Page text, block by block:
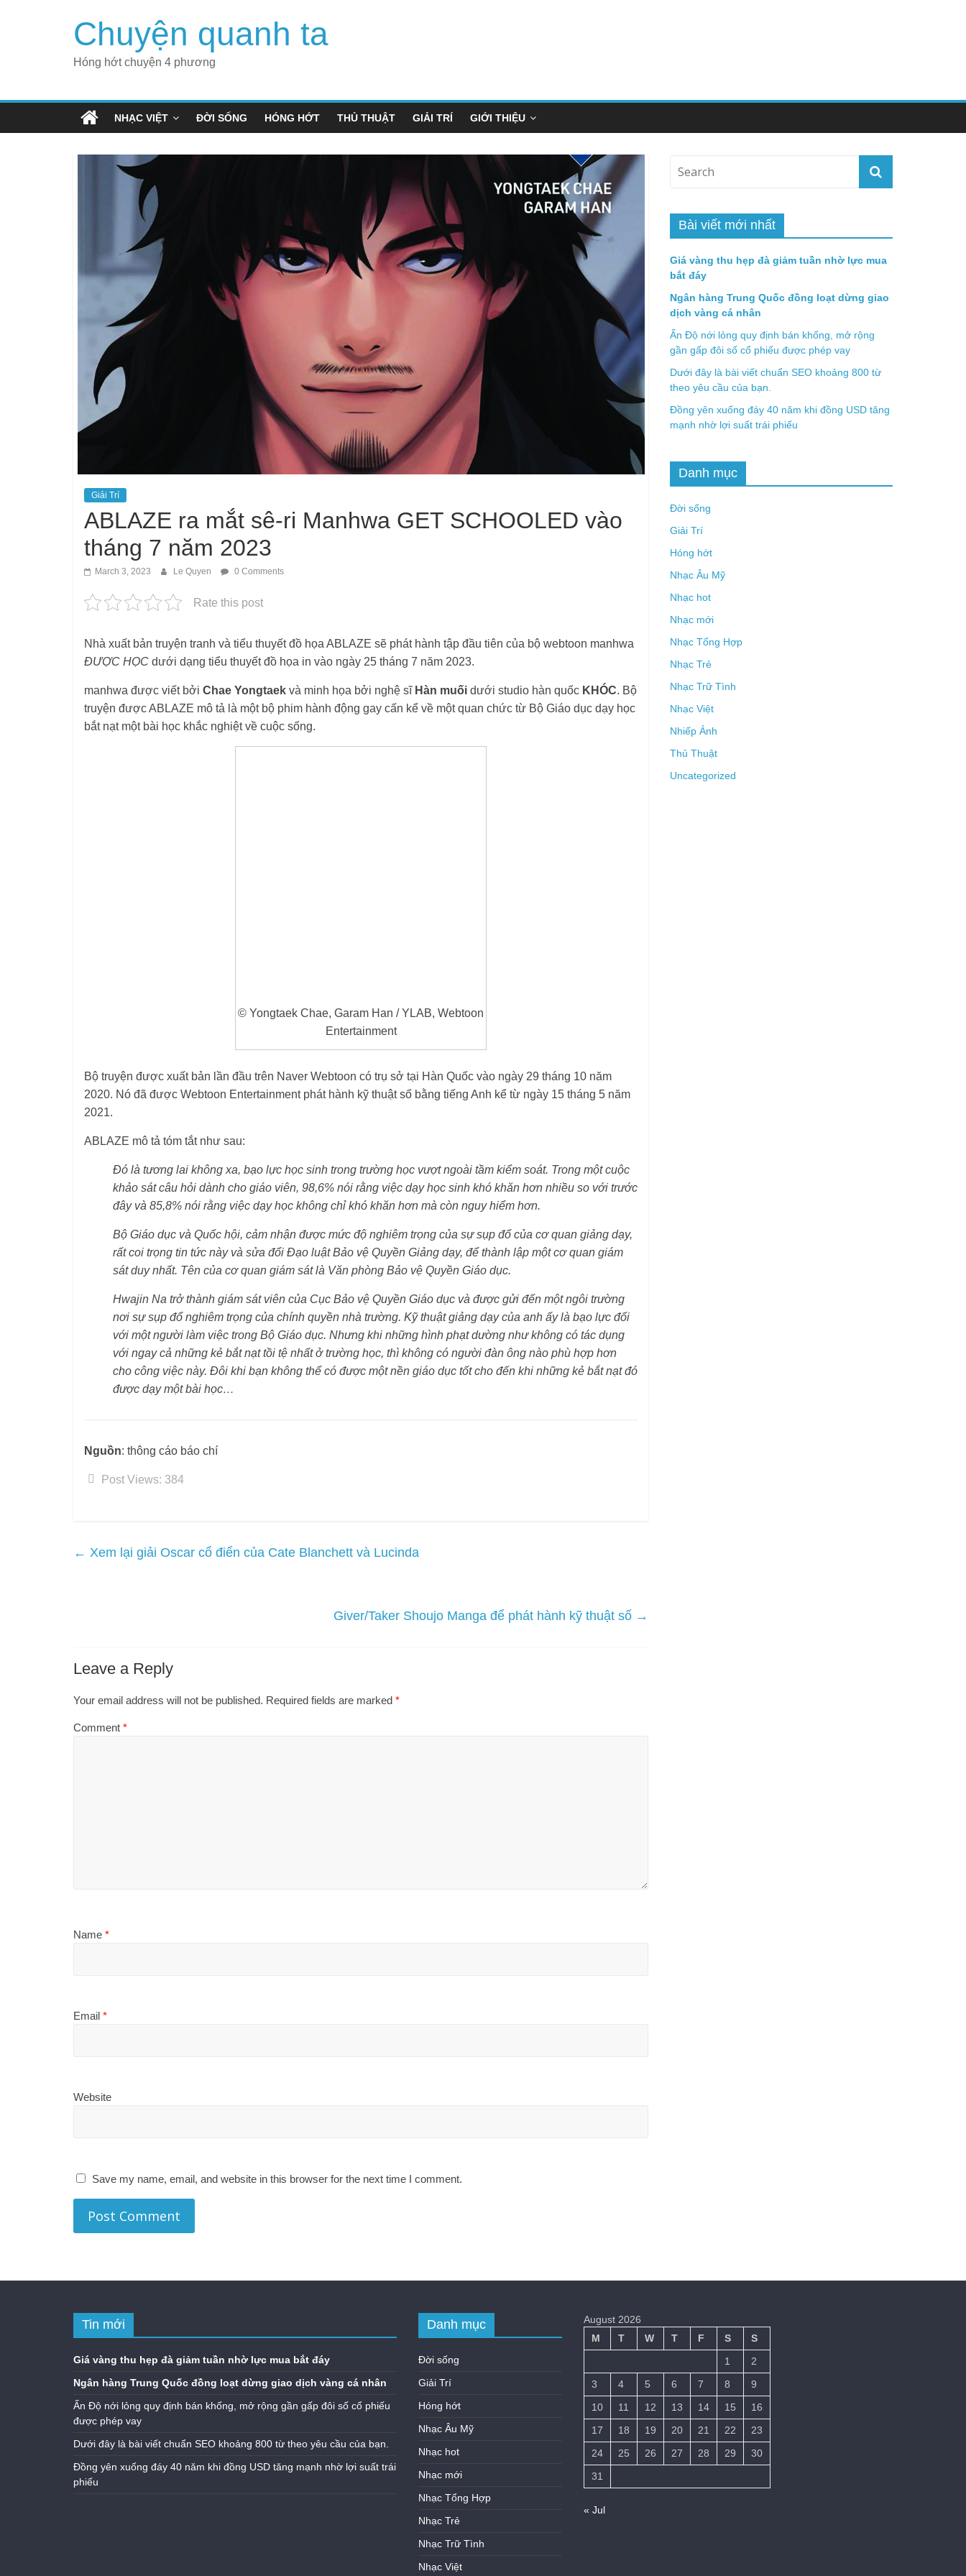
Chuyện quanh ta
Hóng hớt chuyện 4 phương
NHẠC VIỆT ĐỜI SỐNG HÓNG HỚT THỦ THUẬT GIẢI TRÍ GIỚI THIỆU
Giải Trí
ABLAZE ra mắt sê-ri Manhwa GET SCHOOLED vào
tháng 7 năm 2023
March 3, 2023 Le Quyen 0 Comments
Rate this post
Nhà xuất bản truyện tranh và tiểu thuyết đồ họa ABLAZE sẽ phát hành tập đầu tiên của bộ webtoon manhwa
ĐƯỢC HỌC dưới dạng tiểu thuyết đồ họa in vào ngày 25 tháng 7 năm 2023.
manhwa được viết bởi Chae Yongtaek và minh họa bởi nghệ sĩ Hàn muối dưới studio hàn quốc KHÓC. Bộ
truyện được ABLAZE mô tả là một bộ phim hành động gay cấn kể về một quan chức từ Bộ Giáo dục dạy học
bắt nạt một bài học khắc nghiệt về cuộc sống.
© Yongtaek Chae, Garam Han / YLAB, Webtoon
Entertainment
Bộ truyện được xuất bản lần đầu trên Naver Webtoon có trụ sở tại Hàn Quốc vào ngày 29 tháng 10 năm
2020. Nó đã được Webtoon Entertainment phát hành kỹ thuật số bằng tiếng Anh kể từ ngày 15 tháng 5 năm
2021.
ABLAZE mô tả tóm tắt như sau:
Đó là tương lai không xa, bạo lực học sinh trong trường học vượt ngoài tầm kiểm soát. Trong một cuộc
khảo sát câu hỏi dành cho giáo viên, 98,6% nói rằng việc dạy học sinh khó khăn hơn nhiều so với trước
đây và 85,8% nói rằng việc dạy học không chỉ khó khăn hơn mà còn nguy hiểm hơn.
Bộ Giáo dục và Quốc hội, cảm nhận được mức độ nghiêm trọng của sự sụp đổ của cơ quan giảng dạy,
rất coi trọng tin tức này và sửa đổi Đạo luật Bảo vệ Quyền Giảng dạy, để thành lập một cơ quan giám
sát duy nhất. Tên của cơ quan giám sát là Văn phòng Bảo vệ Quyền Giáo dục.
Hwajin Na trở thành giám sát viên của Cục Bảo vệ Quyền Giáo dục và được gửi đến một ngôi trường
nơi sự sụp đổ nghiêm trọng của chính quyền nhà trường. Kỹ thuật giảng dạy của anh ấy là bạo lực đối
với một người làm việc trong Bộ Giáo dục. Nhưng khi những hình phạt dường như không có tác dụng
với ngay cả những kẻ bắt nạt tồi tệ nhất ở trường học, thì không có người đàn ông nào phù hợp hơn
cho công việc này. Đôi khi bạn không thể có được một nền giáo dục tốt cho đến khi những kẻ bắt nạt đó
được dạy một bài học…
Nguồn: thông cáo báo chí
Post Views: 384
← Xem lại giải Oscar cổ điển của Cate Blanchett và Lucinda
Giver/Taker Shoujo Manga để phát hành kỹ thuật số →
Leave a Reply
Your email address will not be published. Required fields are marked *
Comment *
Name *
Email *
Website
Save my name, email, and website in this browser for the next time I comment.
Bài viết mới nhất
Giá vàng thu hẹp đà giảm tuần nhờ lực mua
bắt đáy
Ngân hàng Trung Quốc đồng loạt dừng giao
dịch vàng cá nhân
Ấn Độ nới lỏng quy định bán khống, mở rộng
gần gấp đôi số cổ phiếu được phép vay
Dưới đây là bài viết chuẩn SEO khoảng 800 từ
theo yêu cầu của bạn.
Đồng yên xuống đáy 40 năm khi đồng USD tăng
mạnh nhờ lợi suất trái phiếu
Danh mục
Đời sống
Giải Trí
Hóng hớt
Nhạc Âu Mỹ
Nhạc hot
Nhạc mới
Nhạc Tổng Hợp
Nhạc Trẻ
Nhạc Trữ Tình
Nhạc Việt
Nhiếp Ảnh
Thủ Thuật
Uncategorized
Tin mới
Giá vàng thu hẹp đà giảm tuần nhờ lực mua bắt đáy
Ngân hàng Trung Quốc đồng loạt dừng giao dịch vàng cá nhân
Ấn Độ nới lỏng quy định bán khống, mở rộng gần gấp đôi số cổ phiếu
được phép vay
Dưới đây là bài viết chuẩn SEO khoảng 800 từ theo yêu cầu của bạn.
Đồng yên xuống đáy 40 năm khi đồng USD tăng mạnh nhờ lợi suất trái
phiếu
Danh mục
Đời sống
Giải Trí
Hóng hớt
Nhạc Âu Mỹ
Nhạc hot
Nhạc mới
Nhạc Tổng Hợp
Nhạc Trẻ
Nhạc Trữ Tình
Nhạc Việt
August 2026
M
T W T F S
S
1
2
3
4 5 6 7 8
9
10
11 12 13 14 15
16
17
18 19 20 21 22
23
24
25 26 27 28 29
30
31
« Jul